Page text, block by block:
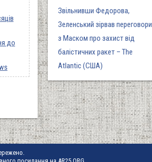
до
Звільнивши Федорова,
Зеленський зірвав переговори
з Маском про захист від
балістичних ракет – The
Atlantic (США)